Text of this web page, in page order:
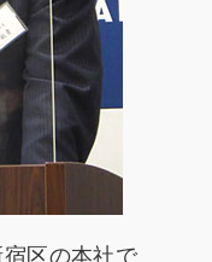
区の本社で